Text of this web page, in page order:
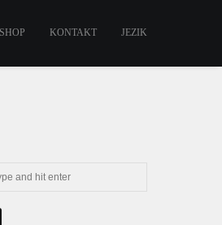
SHOP KONTAKT JEZIK